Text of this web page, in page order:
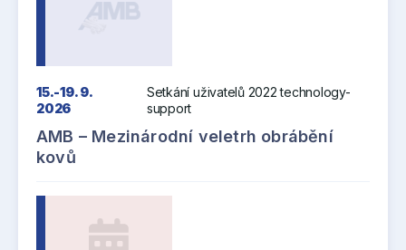
15.-19. 9.
2026
Setkání uživatelů 2022 technology-
support
AMB – Mezinárodní veletrh obrábění
kovů